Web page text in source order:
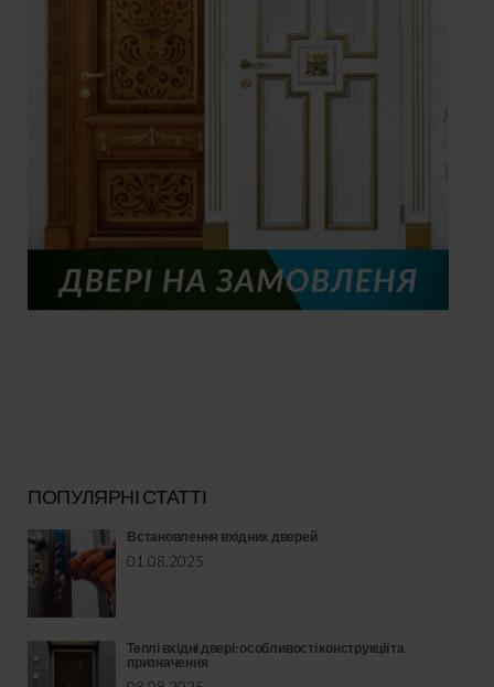
ПОПУЛЯРНІ СТАТТІ
Встановлення вхідних дверей
01.08.2025
Теплі вхідні двері: особливості конструкції та
призначення